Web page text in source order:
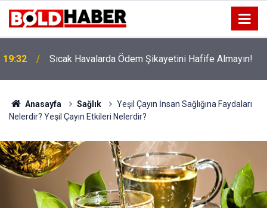
19:32 Sıcak Havalarda Ödem Şikayetini Hafife Almayın!
Anasayfa Sağlık
Yeşil Çayın İnsan Sağlığına Faydaları
Nelerdir? Yeşil Çayın Etkileri Nelerdir?